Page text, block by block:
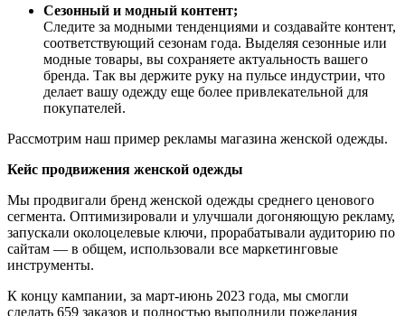
Сезонный и модный контент;
Следите за модными тенденциями и создавайте контент,
соответствующий сезонам года. Выделяя сезонные или
модные товары, вы сохраняете актуальность вашего
бренда. Так вы держите руку на пульсе индустрии, что
делает вашу одежду еще более привлекательной для
покупателей.
Рассмотрим наш пример рекламы магазина женской одежды.
Кейс продвижения женской одежды
Мы продвигали бренд женской одежды среднего ценового
сегмента. Оптимизировали и улучшали догоняющую рекламу,
запускали околоцелевые ключи, прорабатывали аудиторию по
сайтам — в общем, использовали все маркетинговые
инструменты.
К концу кампании, за март-июнь 2023 года, мы смогли
сделать 659 заказов и полностью выполнили пожелания